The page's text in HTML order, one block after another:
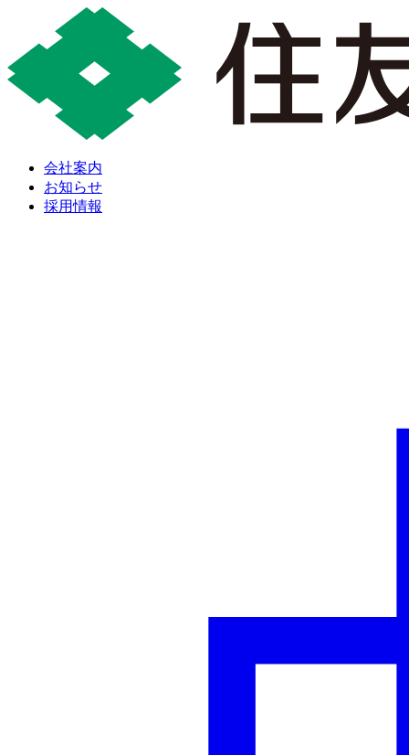
会社案内
お知らせ
採用情報